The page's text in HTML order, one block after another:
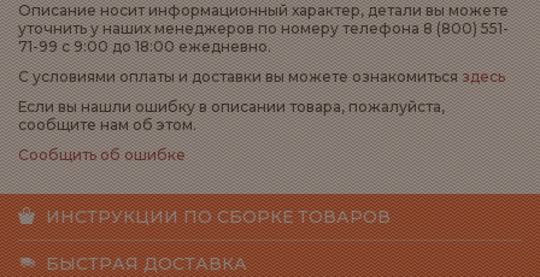
Описание носит информационный характер, детали вы можете
уточнить у наших менеджеров по номеру телефона 8 (800) 551-
71-99 с 9:00 до 18:00 ежедневно.
С условиями оплаты и доставки вы можете ознакомитьсяздесь
Если вы нашли ошибку в описании товара, пожалуйста,
сообщите нам об этом.
Сообщить об ошибке
ИНСТРУКЦИИ ПО СБОРКЕ ТОВАРОВ
БЫСТРАЯ ДОСТАВКА